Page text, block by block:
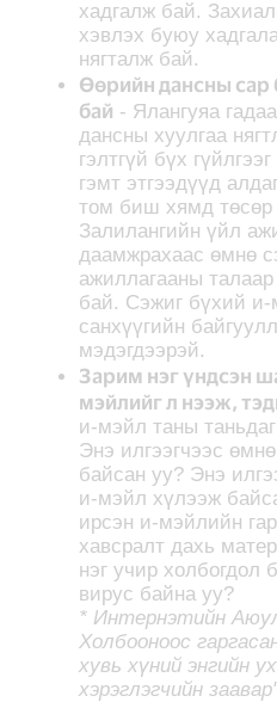
хадгалж бай.
хэвлэх буюу
нягталж бай.
Өөрийн дансны сар
бай - Ялангуяа
дансны хуулгаа
гэлтгүй бүх
гэмт этгээдүүд
том биш хямд төсөр
Залилангийн үйл
даамжрахаас өмнө
ажиллагааны
бай. Сэжиг бүхий
санхүүгийн
мэдэгдээрэй.
Зарим нэг үндсэн
мэйлийг л нээж,
и-мэйл таны
Энэ илгээгчээс
байсан уу? Энэ
и-мэйл хүлээж
ирсэн и-мэйлийн
хавсралт дахь
нэг учир
вирус байна уу?
* Интернэтийн
Холбооноос
хувь хүний энгийн
хэрэглэгчийн